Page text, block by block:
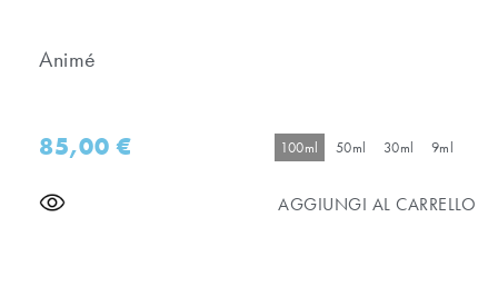
Animé
85,00€ 100ml 50ml 30ml 9ml
AGGIUNGI AL CARRELLO